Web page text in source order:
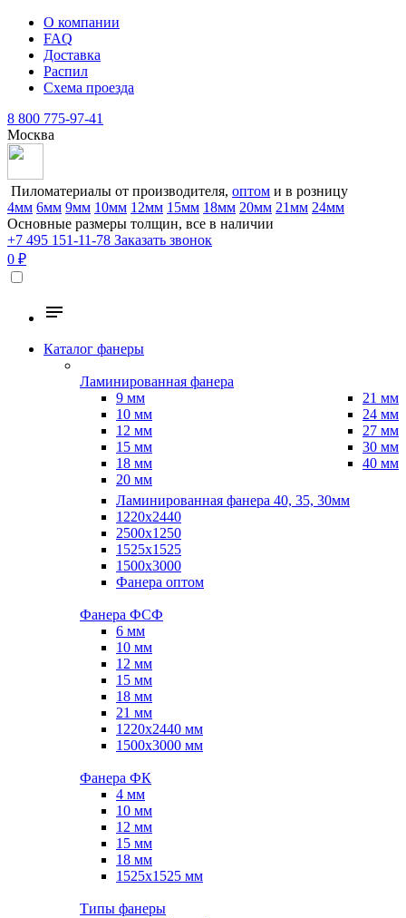
О компании
FAQ
Доставка
Распил
Схема проезда
8 800 775-97-41
Москва
Пиломатериалы от производителя, оптом и в розницу
4мм 6мм 9мм 10мм 12мм 15мм 18мм 20мм 21мм 24мм
Основные размеры толщин, все в наличии
+7 495 151-11-78 Заказать звонок
0 ₽
Каталог фанеры
Ламинированная фанера
9 мм
10 мм
12 мм
15 мм
18 мм
20 мм
21 мм
24 мм
27 мм
30 мм
40 мм
Ламинированная фанера 40, 35, 30мм
1220x2440
2500x1250
1525x1525
1500x3000
Фанера оптом
Фанера ФСФ
6 мм
10 мм
12 мм
15 мм
18 мм
21 мм
1220х2440 мм
1500х3000 мм
Фанера ФК
4 мм
10 мм
12 мм
15 мм
18 мм
1525х1525 мм
Типы фанеры